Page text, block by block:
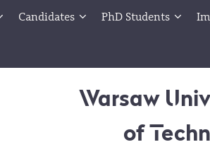
Candidates PhD Students
Warsaw
of